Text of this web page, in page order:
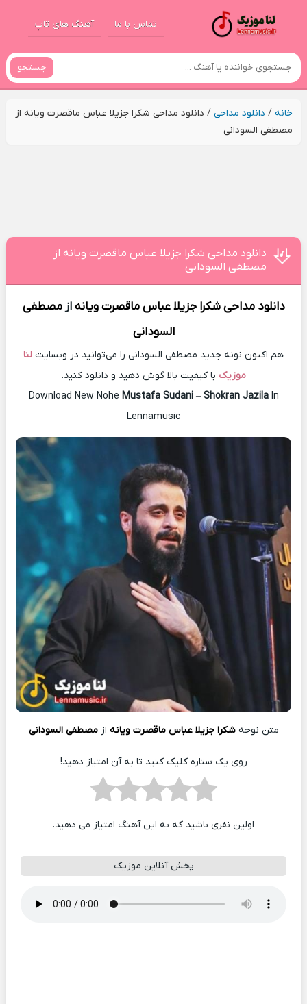
تماس با ما آهنگ های تاپ
جستجو
خانه/ دانلود مداحی/ دانلود مداحی شکرا جزیلا عباس ماقصرت ويانه از
مصطفی السودانی
دانلود مداحی شکرا جزیلا عباس ماقصرت ويانه از
مصطفی السودانی
دانلود مداحی شکرا جزیلا عباس ماقصرت ويانهازمصطفی
السودانی
هم اکنون نونه جدید مصطفی السودانی را می‌توانید در وبسایت لنا
موزیک با کیفیت بالا گوش دهید و دانلود کنید.
Download New Nohe Mustafa Sudani– Shokran JazilaIn
Lennamusic
متن نوحهشکرا جزیلا عباس ماقصرت ويانه ازمصطفی السودانی
روی یک ستاره کلیک کنید تا به آن امتیاز دهید!
اولین نفری باشید که به این آهنگ امتیاز می دهید.
پخش آنلاین موزیک